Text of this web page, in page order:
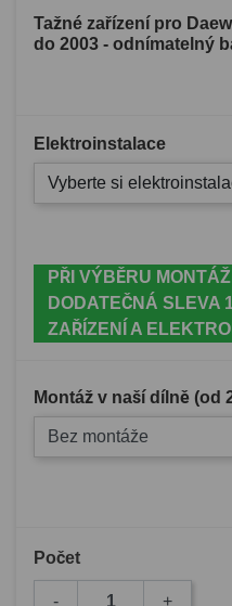
Tažné zařízení pro
do 2003 - odnímatelný
Elektroinstalace
Vyberte si
PŘI VÝBĚRU
DODATEČNÁ SLEVA
ZAŘÍZENÍ A
Montáž v naší dílně (od
Bez montáže
Počet
- +